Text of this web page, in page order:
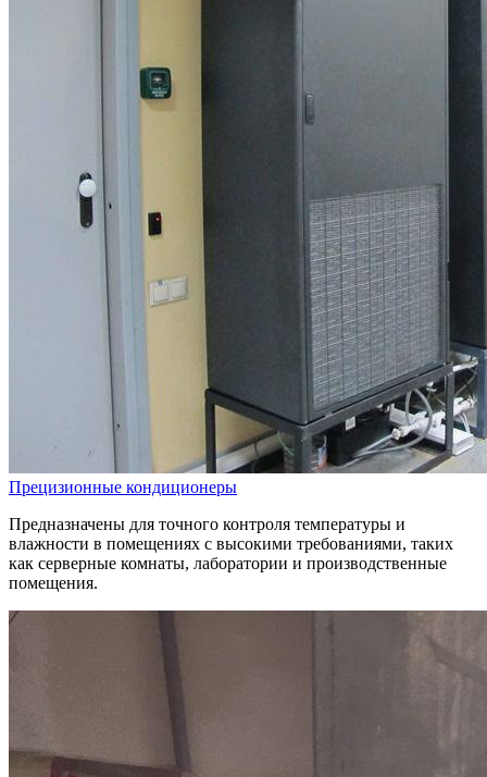
Прецизионные кондиционеры
Предназначены для точного контроля температуры и
влажности в помещениях с высокими требованиями, таких
как серверные комнаты, лаборатории и производственные
помещения.